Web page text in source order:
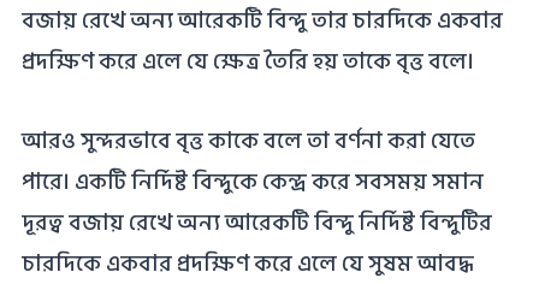
বজায় রেখে অন্য আরেকটি বিন্দু তার চারদিকে একবার
প্রদক্ষিণ করে এলে যে ক্ষেত্র তৈরি হয় তাকে বৃত্ত বলে।
আরও সুন্দরভাবে বৃত্ত কাকে বলে তা বর্ণনা করা যেতে
পারে। একটি নির্দিষ্ট বিন্দুকে কেন্দ্র করে সবসময় সমান
দূরত্ব বজায় রেখে অন্য আরেকটি বিন্দু নির্দিষ্ট বিন্দুটির
চারদিকে একবার প্রদক্ষিণ করে এলে যে সুষম আবদ্ধ